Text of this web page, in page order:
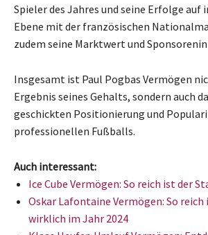
Spieler des Jahres und seine Erfolge
Ebene mit der französischen
zudem seine Marktwert und
Insgesamt ist Paul Pogbas Vermögen
Ergebnis seines Gehalts, sondern auch
geschickten Positionierung und
professionellen Fußballs.
Auch interessant:
Ice Cube Vermögen: So reich ist der
Oskar Lafontaine Vermögen: So
wirklich im Jahr 2024